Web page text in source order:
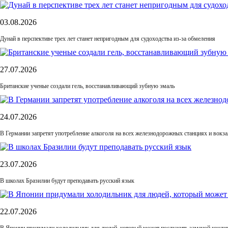
03.08.2026
Дунай в перспективе трех лет станет непригодным для судоходства из-за обмеления
27.07.2026
Британские ученые создали гель, восстанавливающий зубную эмаль
24.07.2026
В Германии запретят употребление алкоголя на всех железнодорожных станциях и
23.07.2026
В школах Бразилии будут преподавать русский язык
22.07.2026